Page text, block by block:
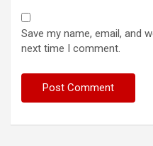
Save my name, email, and
next time I comment.